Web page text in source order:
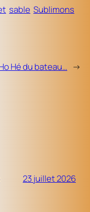
sable Sublimons
Hé du bateau… →
23 juillet 2026